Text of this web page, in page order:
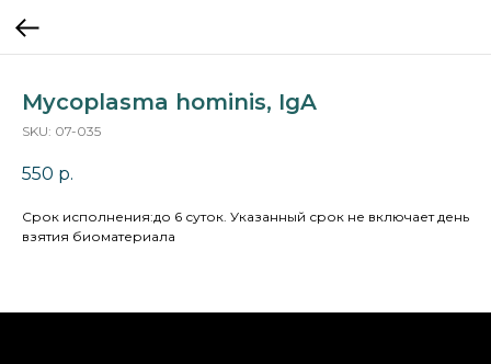
Mycoplasma hominis, IgA
SKU: 07-035
550 р.
Cрок исполнения:до 6 суток. Указанный срок не включает день
взятия биоматериала